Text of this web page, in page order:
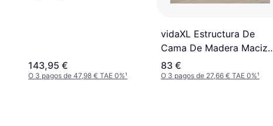
143,95 €
O 3 pagos de 47,98 € TAE 0%¹
vidaXL Estructura De
Cama De Madera Maciza
Pino Negra 120x190 cm
83 €
O 3 pagos de 27,66 € TAE 0%¹